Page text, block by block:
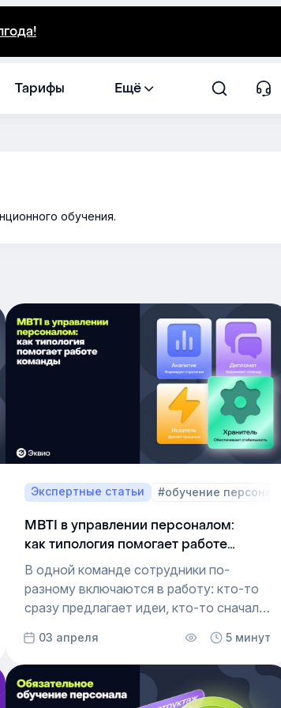
Тарифы Ещё
обучения.
#Пошаговое руководство
Экспертные статьи #обучение персонала
MBTI в управлении персоналом:
как типология помогает работе
команды
В одной команде сотрудники по-
разному включаются в работу: кто-то
сразу предлагает идеи, кто-то сначала
влияют на обучение, коммуникацию
и результат.
Чтобы с ними работать, используют
МБТИ — типологию, которая
03 апреля 370 5 минут